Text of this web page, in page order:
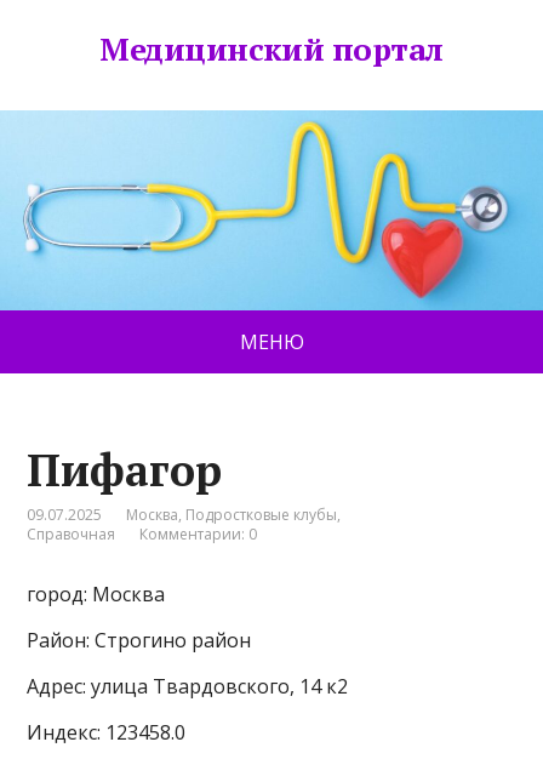
Медицинский портал
МЕНЮ
Пифагор
09.07.2025 Москва, Подростковые клубы,
Справочная
Комментарии: 0
город: Москва
Район: Строгино район
Адрес: улица Твардовского, 14 к2
Индекс: 123458.0